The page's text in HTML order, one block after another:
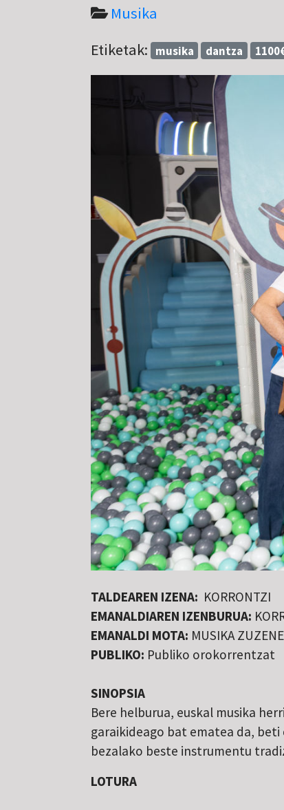
Musika
Etiketak: musika dantza
TALDEAREN IZENA: KORRONTZI
EMANALDIAREN IZENBURUA:
EMANALDI MOTA: MUSIKA
PUBLIKO: Publiko orokorrentzat
SINOPSIA
Bere helburua, euskal musika
garaikideago bat ematea da,
bezalako beste instrumentu
LOTURA